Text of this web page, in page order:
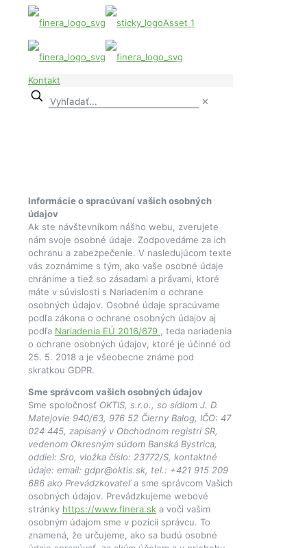
Kontakt
✕
Informácie o spracúvaní vašich osobných
údajov
Ak ste návštevníkom nášho webu, zverujete
nám svoje osobné údaje. Zodpovedáme za ich
ochranu a zabezpečenie. V nasledujúcom texte
vás zoznámime s tým, ako vaše osobné údaje
chránime a tiež so zásadami a právami, ktoré
máte v súvislosti s Nariadením o ochrane
osobných údajov. Osobné údaje spracúvame
podľa zákona o ochrane osobných údajov aj
podľa Nariadenia EÚ 2016/679
, teda nariadenia
o ochrane osobných údajov, ktoré je účinné od
25. 5. 2018 a je všeobecne známe pod
skratkou GDPR.
Sme správcom vašich osobných údajov
Sme spoločnosť OKTIS, s.r.o., so sídlom J. D.
Matejovie 940/63, 976 52 Čierny Balog, IČO: 47
024 445, zapísaný v Obchodnom registri SR,
vedenom Okresným súdom Banská Bystrica,
oddiel: Sro, vložka číslo: 23772/S, kontaktné
údaje: email: gdpr@oktis.sk, tel.: +421 915 209
686 ako Prevádzkovateľa sme správcom Vašich
osobných údajov. Prevádzkujeme webové
stránky https://www.finera.sk a voči vašim
osobným údajom sme v pozícii správcu. To
znamená, že určujeme, ako sa budú osobné